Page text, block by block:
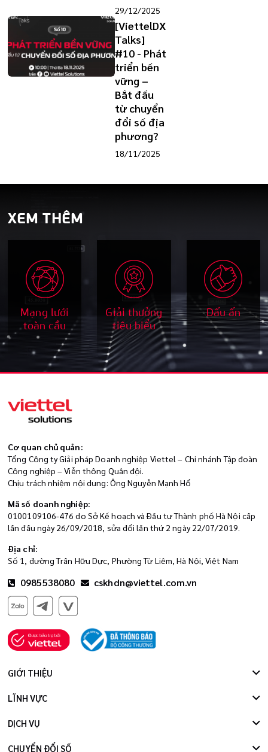
29/12/2025
[ViettelDX
Talks]
#10 - Phát
triển bền
vững –
Bắt đầu
từ chuyển
đổi số địa
phương?
18/11/2025
XEM THÊM
Mạng lưới
toàn cầu
Giải thưởng
tiêu biểu
Dấu ấn
Cơ quan chủ quản:
Tổng Công ty Giải pháp Doanh nghiệp Viettel – Chi nhánh Tập đoàn
Công nghiệp – Viễn thông Quân đội.
Chịu trách nhiệm nội dung: Ông Nguyễn Mạnh Hổ
Mã số doanh nghiệp:
0100109106-476 do Sở Kế hoạch và Đầu tư Thành phố Hà Nội cấp
lần đầu ngày 26/09/2018, sửa đổi lần thứ 2 ngày 22/07/2019.
Địa chỉ:
Số 1, đường Trần Hữu Dực, Phường Từ Liêm, Hà Nội, Việt Nam
0985538080 cskhdn@viettel.com.vn
GIỚI THIỆU
LĨNH VỰC
DỊCH VỤ
CHUYỂN ĐỔI SỐ